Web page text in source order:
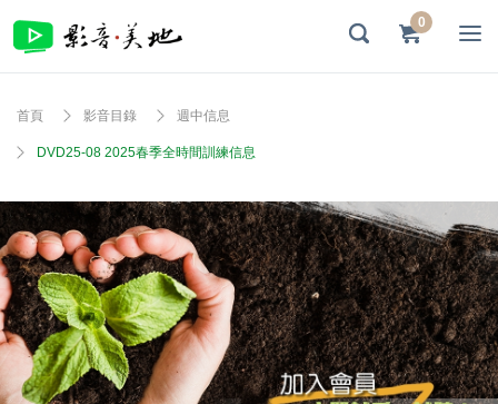
0
首頁 影音目錄 週中信息
DVD25-08 2025春季全時間訓練信息